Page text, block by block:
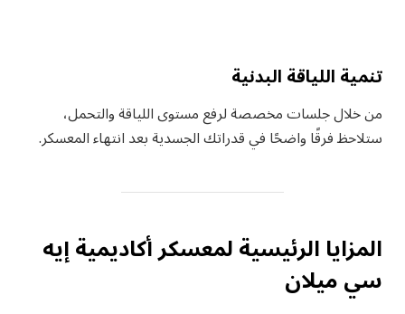
تنمية اللياقة البدنية
من خلال جلسات مخصصة لرفع مستوى اللياقة والتحمل،
ستلاحظ فرقًا واضحًا في قدراتك الجسدية بعد انتهاء المعسكر.
المزايا الرئيسية لمعسكر أكاديمية إيه
سي ميلان